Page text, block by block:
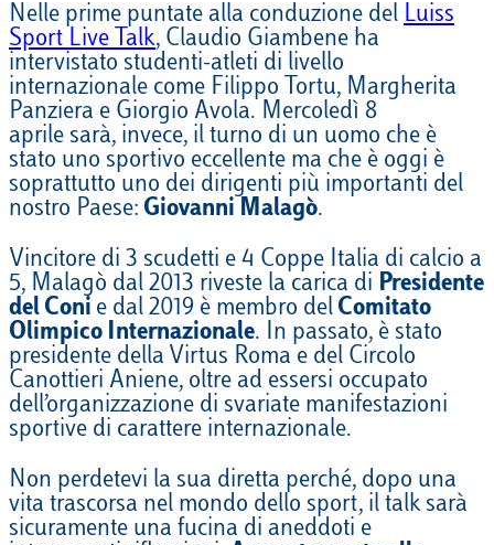
Nelle prime puntate alla conduzione del Luiss
Sport Live Talk, Claudio Giambene ha
intervistato studenti-atleti di livello
internazionale come Filippo Tortu, Margherita
Panziera e Giorgio Avola. Mercoledì 8
aprile sarà, invece, il turno di un uomo che è
stato uno sportivo eccellente ma che è oggi è
soprattutto uno dei dirigenti più importanti del
nostro Paese: Giovanni Malagò.
Vincitore di 3 scudetti e 4 Coppe Italia di calcio a
5, Malagò dal 2013 riveste la carica di Presidente
del Coni e dal 2019 è membro del Comitato
Olimpico Internazionale. In passato, è stato
presidente della Virtus Roma e del Circolo
Canottieri Aniene, oltre ad essersi occupato
dell’organizzazione di svariate manifestazioni
sportive di carattere internazionale.
Non perdetevi la sua diretta perché, dopo una
vita trascorsa nel mondo dello sport, il talk sarà
sicuramente una fucina di aneddoti e